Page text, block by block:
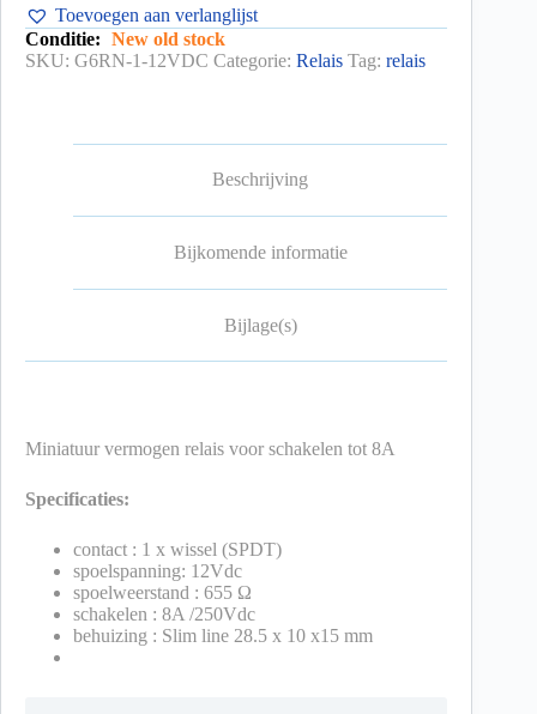
Toevoegen aan verlanglijst
Conditie: New old stock
SKU: G6RN-1-12VDC Categorie: Relais Tag: relais
Beschrijving
Bijkomende informatie
Bijlage(s)
Miniatuur vermogen relais voor schakelen tot 8A
Specificaties:
contact : 1 x wissel (SPDT)
spoelspanning: 12Vdc
spoelweerstand : 655 Ω
schakelen : 8A /250Vdc
behuizing : Slim line 28.5 x 10 x15 mm